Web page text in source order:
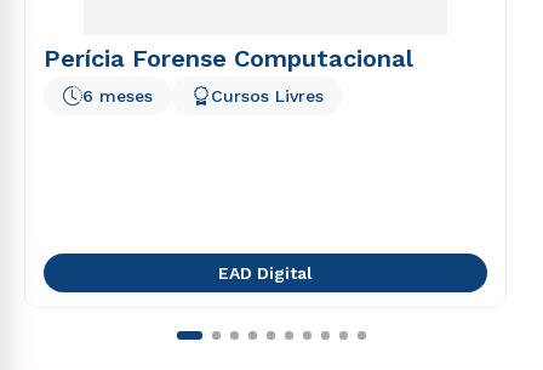
Perícia Forense Computacional
6 meses Cursos Livres
EAD Digital